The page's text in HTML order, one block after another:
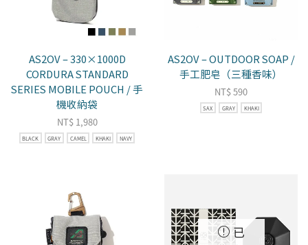
AS2OV – 330×1000D
CORDURA STANDARD
SERIES MOBILE POUCH / 手
機收納袋
NT$1,980
BLACK GRAY CAMEL KHAKI NAVY
AS2OV – OUTDOOR SOAP /
手工肥皂（三種香味）
NT$590
SAX GRAY KHAKI
已